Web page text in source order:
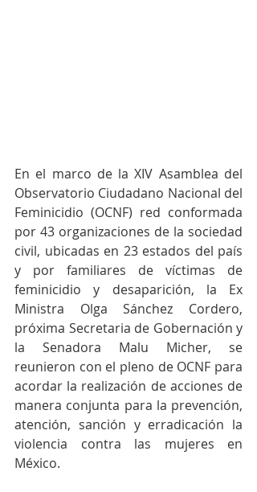
En el marco de la XIV Asamblea del
Observatorio Ciudadano Nacional del
Feminicidio (OCNF) red conformada
por 43 organizaciones de la sociedad
civil, ubicadas en 23 estados del país
y por familiares de víctimas de
feminicidio y desaparición, la Ex
Ministra Olga Sánchez Cordero,
próxima Secretaria de Gobernación y
la Senadora Malu Micher, se
reunieron con el pleno de OCNF para
acordar la realización de acciones de
manera conjunta para la prevención,
atención, sanción y erradicación la
violencia contra las mujeres en
México.